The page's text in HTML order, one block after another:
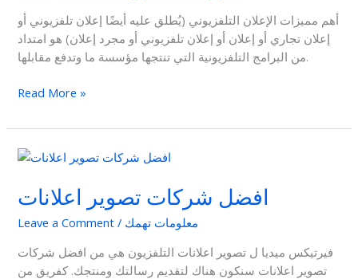
أهم مميزات الإعلان التلفزيوني (يُطلق عليه أيضًا إعلان تلفزيوني أو
إعلان تجاري أو إعلان أو إعلان تلفزيوني أو مجرد إعلان) هو امتداد
من البرامج التلفزيونية التي تنتجها مؤسسة ما وتدفع مقابلها.
Read More »
افضل شركات تصوير اعلانات
Leave a Comment / معلومات تهمك
فيرتيكس ميديا ل تصوير اعلانات التلفزيون هي من افضل شركات
تصوير اعلانات سنكون هناك لتقديم رسالتك ومنتجك. كفريق من
افضل
تصوير
اعلانات